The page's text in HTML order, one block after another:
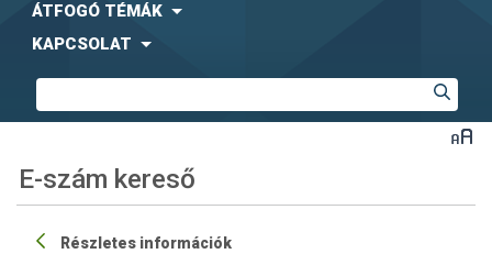
ÁTFOGÓ TÉMÁK
KAPCSOLAT
E-szám kereső
Részletes információk